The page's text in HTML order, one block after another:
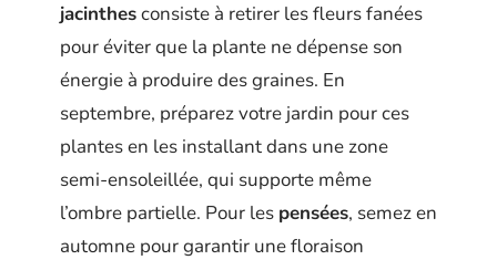
jacinthesconsiste à retirer les fleurs fanées
pour éviter que la plante ne dépense son
énergie à produire des graines. En
septembre, préparez votre jardin pour ces
plantes en les installant dans une zone
semi-ensoleillée, qui supporte même
l’ombre partielle. Pour les pensées, semez en
automne pour garantir une floraison